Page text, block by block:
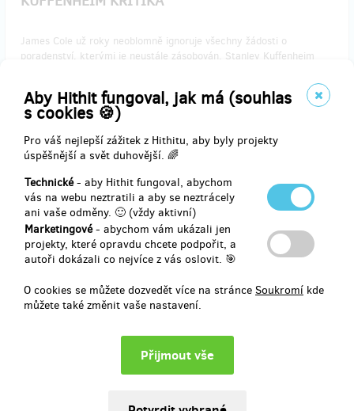
Aby Hithit fungoval, jak má (souhlas
s cookies 🍪)
Pro váš nejlepší zážitek z Hithitu, aby byly projekty
úspěšnější a svět duhovější. 🌈
Technické- aby Hithit fungoval, abychom
vás na webu neztratili a aby se neztrácely
ani vaše odměny. 🙂 (vždy aktivní)
Marketingové- abychom vám ukázali jen
projekty, které opravdu chcete podpořit, a
autoři dokázali co nejvíce z vás oslovit. 🎯
O cookies se můžete dozvedět více na stránce Soukromí kde
můžete také změnit vaše nastavení.
James Cole už roky neoblomně ignoruje všechny žádosti o
poradenství, kterými je neustále zásobován. Stanley Kuffenheim
ale připravte se - může to bolet. Dostanete vyjádření v délce zhruba
2 000 znaků. Pouze pro silné povahy.
Doručení odměny: do čtvrt roku po ukončení projektu na Hithitu
2 000 Kč
zbývá 9
Matouška, autora klipu "Orfeus". Na fotografii bude vyobrazen
Stanley Kuffenheim, podepsaná Jamesem Colem. Každý kus bude
číslovaný originál a vznikne pouze 1 kopie.